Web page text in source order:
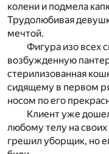
колени и подмела
Трудолюбивая
мечтой.
Фигура изо всех
возбужденную
стерилизованная
сидящему в первом
носом по его
Клиент уже
любому телу на
грешил уборщик, но